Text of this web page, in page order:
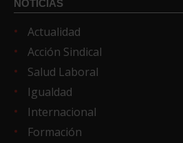
NOTICIAS
Actualidad
Acción Sindical
Salud Laboral
Igualdad
Internacional
Formación